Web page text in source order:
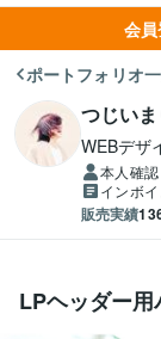
会
ポートフォリオ
つじいま
WEBデザ
本人確認
インボ
販売実績
LPヘッダー用